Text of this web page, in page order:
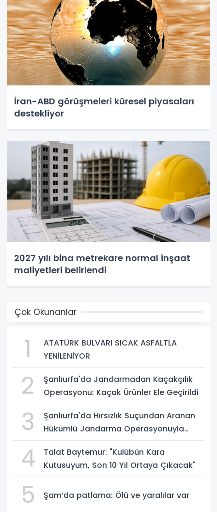
İran-ABD görüşmeleri küresel piyasaları
destekliyor
2027 yılı bina metrekare normal inşaat
maliyetleri belirlendi
Çok Okunanlar
1
ATATÜRK BULVARI SICAK ASFALTLA
YENİLENİYOR
2
Şanlıurfa'da Jandarmadan Kaçakçılık
Operasyonu: Kaçak Ürünler Ele Geçirildi
3
Şanlıurfa'da Hırsızlık Suçundan Aranan
Hükümlü Jandarma Operasyonuyla
4
Talat Baytemur: "Kulübün Kara
Kutusuyum, Son 10 Yıl Ortaya Çıkacak"
5 Şam’da patlama: Ölü ve yaralılar var